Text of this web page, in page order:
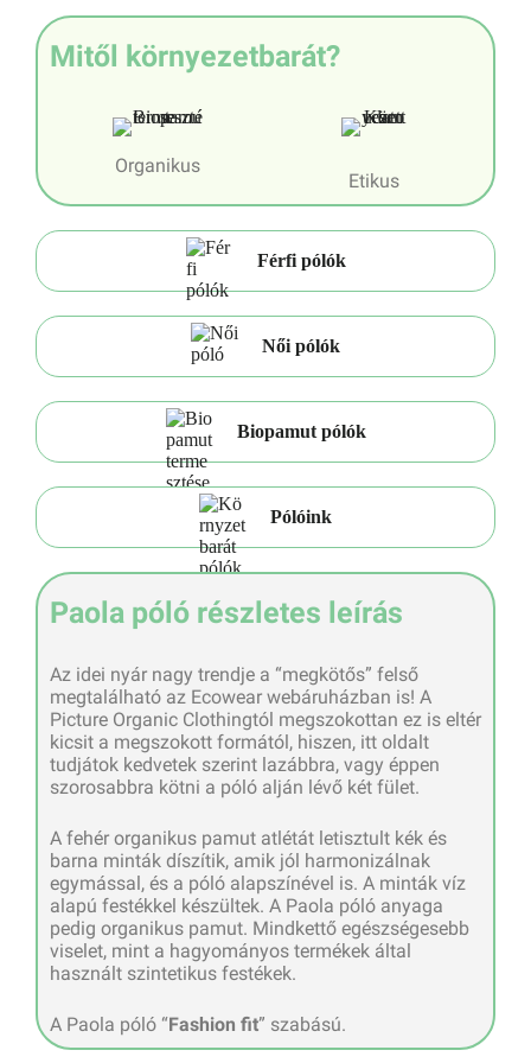
Mitől környezetbarát?
Organikus
Etikus
Férfi pólók
Női pólók
Biopamut pólók
Pólóink
Paola póló részletes leírás
Az idei nyár nagy trendje a “megkötős” felső
megtalálható az Ecowear webáruházban is! A
Picture Organic Clothingtól megszokottan ez is eltér
kicsit a megszokott formától, hiszen, itt oldalt
tudjátok kedvetek szerint lazábbra, vagy éppen
szorosabbra kötni a póló alján lévő két fület.
A fehér organikus pamut atlétát letisztult kék és
barna minták díszítik, amik jól harmonizálnak
egymással, és a póló alapszínével is. A minták víz
alapú festékkel készültek. A Paola póló anyaga
pedig organikus pamut. Mindkettő egészségesebb
viselet, mint a hagyományos termékek által
használt szintetikus festékek.
A Paola póló “Fashion fit” szabású.